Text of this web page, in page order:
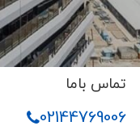
تماس باما
02144769006